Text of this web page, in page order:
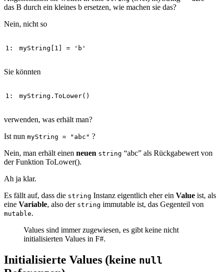
das B durch ein kleines b ersetzen, wie machen sie das?
Nein, nicht so
1: myString [ 1 ] = 'b'
Sie könnten
1: myString . ToLower()
verwenden, was erhält man?
Ist nun myString = "abc" ?
Nein, man erhält einen neuen string “abc” als Rückgabewert von
der Funktion ToLower().
Ah ja klar.
Es fällt auf, dass die string Instanz eigentlich eher ein Value ist, als
eine Variable, also der string immutable ist, das Gegenteil von
mutable.
Values sind immer zugewiesen, es gibt keine nicht
initialisierten Values in F#.
Initialisierte Values (keine null